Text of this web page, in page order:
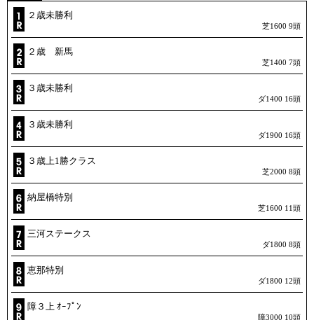
２歳未勝利
芝1600 9頭
２歳 新馬
芝1400 7頭
３歳未勝利
ダ1400 16頭
３歳未勝利
ダ1900 16頭
３歳上1勝クラス
芝2000 8頭
納屋橋特別
芝1600 11頭
三河ステークス
ダ1800 8頭
恵那特別
ダ1800 12頭
障３上 ｵｰﾌﾟﾝ
障3000 10頭